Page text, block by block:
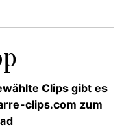
Clips gibt es
clips.com zum